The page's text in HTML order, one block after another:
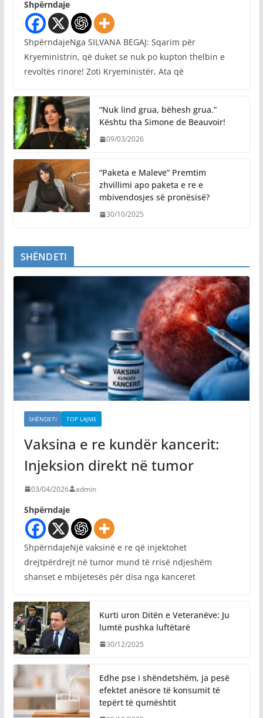
Shpërndaje
ShpërndajeNga SILVANA BEGAJ: Sqarim për
Kryeministrin, që duket se nuk po kupton thelbin e
revoltës rinore! Zoti Kryeministër, Ata që
“Nuk lind grua, bëhesh grua.”
Kështu tha Simone de Beauvoir!
09/03/2026
“Paketa e Maleve” Premtim
zhvillimi apo paketa e re e
mbivendosjes së pronësisë?
30/10/2025
SHËNDETI
SHËNDETI TOP LAJME
Vaksina e re kundër kancerit:
Injeksion direkt në tumor
03/04/2026 admin
Shpërndaje
ShpërndajeNjë vaksinë e re që injektohet
drejtpërdrejt në tumor mund të rrisë ndjeshëm
shanset e mbijetesës për disa nga kanceret
Kurti uron Ditën e Veteranëve: Ju
lumtë pushka luftëtarë
30/12/2025
Edhe pse i shëndetshëm, ja pesë
efektet anësore të konsumit të
tepërt të qumështit